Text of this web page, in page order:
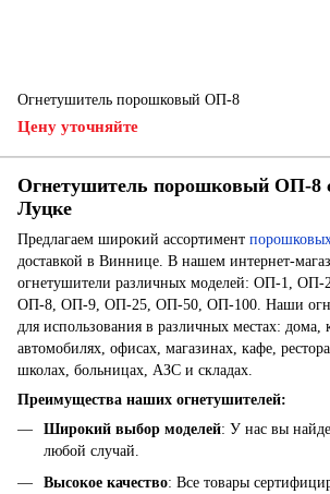
Огнетушитель порошковый ОП-8
Цену уточняйте
Огнетушитель порошковый ОП-8
Луцке
Предлагаем широкий ассортимент
доставкой в Виннице. В нашем интернет-
огнетушители различных моделей: ОП-1,
ОП-8, ОП-9, ОП-25, ОП-50, ОП-100. Наши
для использования в различных местах: дома,
автомобилях, офисах, магазинах, кафе,
школах, больницах, АЗС и складах.
Преимущества наших огнетушителей:
Широкий выбор моделей: У нас вы
любой случай.
Высокое качество: Все товары